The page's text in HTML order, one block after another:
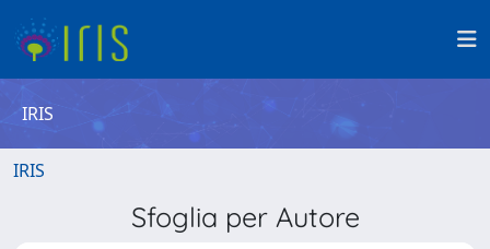
IRIS
IRIS
Sfoglia per Autore